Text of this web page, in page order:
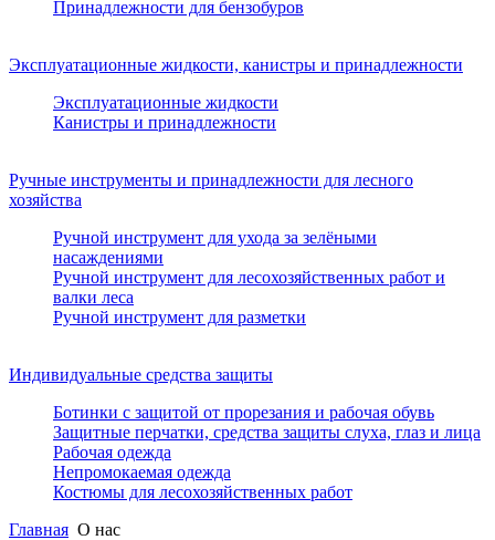
Принадлежности для бензобуров
Эксплуатационные жидкости, канистры и принадлежности
Эксплуатационные жидкости
Канистры и принадлежности
Ручные инструменты и принадлежности для лесного
хозяйства
Ручной инструмент для ухода за зелёными
насаждениями
Ручной инструмент для лесохозяйственных работ и
валки леса
Ручной инструмент для разметки
Индивидуальные средства защиты
Ботинки с защитой от прорезания и рабочая обувь
Защитные перчатки, средства защиты слуха, глаз и лица
Рабочая одежда
Непромокаемая одежда
Костюмы для лесохозяйственных работ
Главная О нас